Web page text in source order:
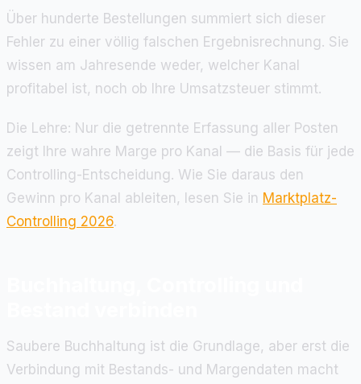
Über hunderte Bestellungen summiert sich dieser
Fehler zu einer völlig falschen Ergebnisrechnung. Sie
wissen am Jahresende weder, welcher Kanal
profitabel ist, noch ob Ihre Umsatzsteuer stimmt.
Die Lehre: Nur die getrennte Erfassung aller Posten
zeigt Ihre wahre Marge pro Kanal — die Basis für jede
Controlling-Entscheidung. Wie Sie daraus den
Gewinn pro Kanal ableiten, lesen Sie in Marktplatz-
Controlling 2026.
Saubere Buchhaltung ist die Grundlage, aber erst die
Verbindung mit Bestands- und Margendaten macht